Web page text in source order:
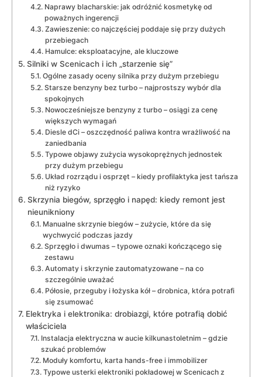
Naprawy blacharskie: jak odróżnić kosmetykę od
poważnych ingerencji
Zawieszenie: co najczęściej poddaje się przy dużych
przebiegach
Hamulce: eksploatacyjne, ale kluczowe
Silniki w Scenicach i ich „starzenie się”
Ogólne zasady oceny silnika przy dużym przebiegu
Starsze benzyny bez turbo – najprostszy wybór dla
spokojnych
Nowocześniejsze benzyny z turbo – osiągi za cenę
większych wymagań
Diesle dCi – oszczędność paliwa kontra wrażliwość na
zaniedbania
Typowe objawy zużycia wysokoprężnych jednostek
przy dużym przebiegu
Układ rozrządu i osprzęt – kiedy profilaktyka jest tańsza
niż ryzyko
Skrzynia biegów, sprzęgło i napęd: kiedy remont jest
nieunikniony
Manualne skrzynie biegów – zużycie, które da się
wychwycić podczas jazdy
Sprzęgło i dwumas – typowe oznaki kończącego się
zestawu
Automaty i skrzynie zautomatyzowane – na co
szczególnie uważać
Półosie, przeguby i łożyska kół – drobnica, która potrafi
się zsumować
Elektryka i elektronika: drobiazgi, które potrafią dobić
właściciela
Instalacja elektryczna w aucie kilkunastoletnim – gdzie
szukać problemów
Moduły komfortu, karta hands-free i immobilizer
Typowe usterki elektroniki pokładowej w Scenicach z